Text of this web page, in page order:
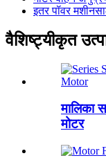
इतर पॉवर
वैशिष्ट्यीकृत
मालिका
मोटर